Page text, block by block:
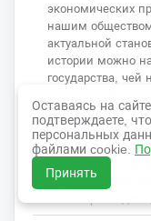
экономических
нашим
актуальной
истории можно
государства, чей
трудности,
обретал себя в
место.
духовностью,
познания,
Оставаясь на
подтверждаете,
персональных
файлами cookie.
Принять